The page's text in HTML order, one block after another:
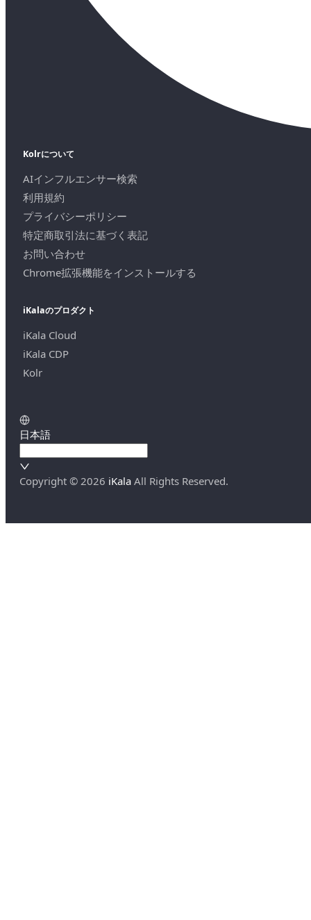
Kolrについて
AIインフルエンサー検索
利用規約
プライバシーポリシー
特定商取引法に基づく表記
お問い合わせ
Chrome拡張機能をインストールする
iKalaのプロダクト
iKala Cloud
iKala CDP
Kolr
日本語
Copyright © 2026 iKala All Rights Reserved.